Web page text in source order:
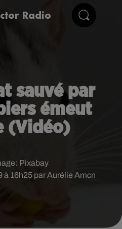
Radio
sauvé par
émeut
(Vidéo)
à 16h25 par Aurélie Amcn
Pixabay